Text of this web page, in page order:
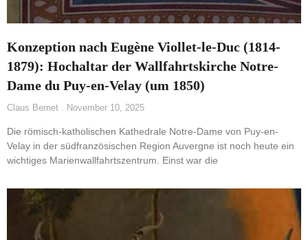
Konzeption nach Eugène Viollet-le-Duc (1814-
1879): Hochaltar der Wallfahrtskirche Notre-
Dame du Puy-en-Velay (um 1850)
Claus Bernet November 10, 2025
Die römisch-katholischen Kathedrale Notre-Dame von Puy-en-
Velay in der südfranzösischen Region Auvergne ist noch heute ein
wichtiges Marienwallfahrtszentrum. Einst war die